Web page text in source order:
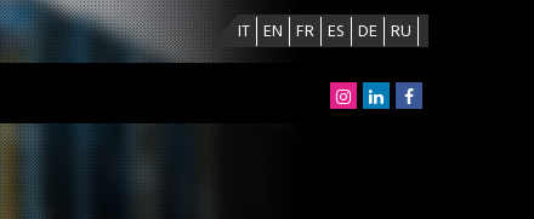
IT EN FR ES DE RU